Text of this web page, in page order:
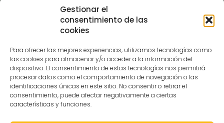
Gestionar el
consentimiento de las
cookies
Para ofrecer las mejores experiencias, utilizamos tecnologías como
las cookies para almacenar y/o acceder a la información del
dispositivo. El consentimiento de estas tecnologías nos permitirá
procesar datos como el comportamiento de navegación o las
identificaciones únicas en este sitio. No consentir o retirar el
consentimiento, puede afectar negativamente a ciertas
características y funciones.
Transparencia
C/Gibraltar,14
37008-Salamanca